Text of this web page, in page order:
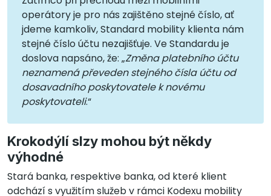
operátory je pro nás zajištěno stejné číslo, ať
jdeme kamkoliv, Standard mobility klienta nám
stejné číslo účtu nezajišťuje. Ve Standardu je
doslova napsáno, že: „Změna platebního účtu
neznamená převeden stejného čísla účtu od
dosavadního poskytovatele k novému
poskytovateli.“
Krokodýlí slzy mohou být někdy
výhodné
Stará banka, respektive banka, od které klient
odchází s využitím služeb v rámci Kodexu mobility